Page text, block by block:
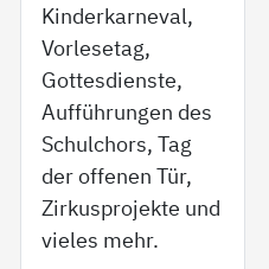
Kinderkarneval,
Vorlesetag,
Gottesdienste,
Aufführungen des
Schulchors, Tag
der offenen Tür,
Zirkusprojekte und
vieles mehr.